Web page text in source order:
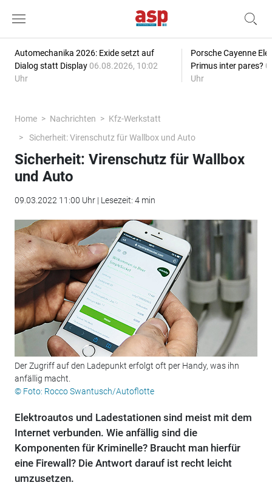
Automechanika 2026: Exide setzt auf
Dialog statt Display 06.08.2026, 10:02
Uhr
Porsche Cayenne
Primus inter pares?
Uhr
Home Nachrichten
Kfz-Werkstatt
Sicherheit: Virenschutz für Wallbox und Auto
Sicherheit: Virenschutz für Wallbox
und Auto
09.03.2022 11:00 Uhr | Lesezeit: 4 min
Der Zugriff auf den Ladepunkt erfolgt oft per Handy, was ihn
anfällig macht.
© Foto: Rocco Swantusch/Autoflotte
Elektroautos und Ladestationen sind meist mit dem
Internet verbunden. Wie anfällig sind die
Komponenten für Kriminelle? Braucht man hierfür
eine Firewall? Die Antwort darauf ist recht leicht
umzusetzen.